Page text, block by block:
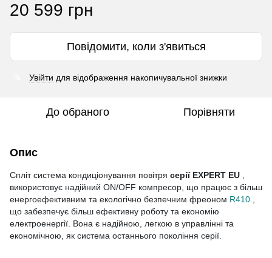
20 599 грн
Повідомити, коли з'явиться
Увійти для відображення накопичувальної знижки
До обраного Порівняти
Опис
Спліт система кондиціонування повітря серії EXPERT EU
використовує надійний ON/OFF компресор, що працює з більш
енергоефективним та екологічно безпечним фреоном R410
що забезпечує більш ефективну роботу та економію
електроенергії. Вона є надійною, легкою в управлінні та
економічною, як система останнього покоління серії.